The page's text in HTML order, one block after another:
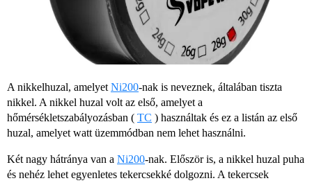
A nikkelhuzal, amelyet Ni200-nak is neveznek, általában tiszta
nikkel. A nikkel huzal volt az első, amelyet a
hőmérsékletszabályozásban ( TC ) használtak és ez a listán az első
huzal, amelyet watt üzemmódban nem lehet használni.
Két nagy hátránya van a Ni200-nak. Először is, a nikkel huzal puha
és nehéz lehet egyenletes tekercsekké dolgozni. A tekercsek